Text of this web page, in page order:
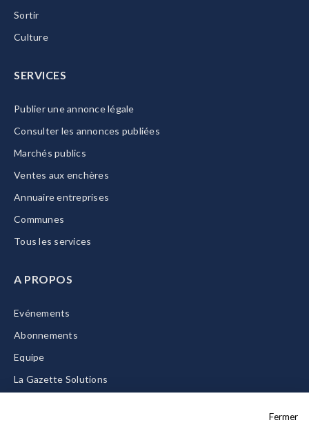
Sortir
Culture
SERVICES
Publier une annonce légale
Consulter les annonces publiées
Marchés publics
Ventes aux enchères
Annuaire entreprises
Communes
Tous les services
A PROPOS
Evénements
Abonnements
Equipe
La Gazette Solutions
Fermer